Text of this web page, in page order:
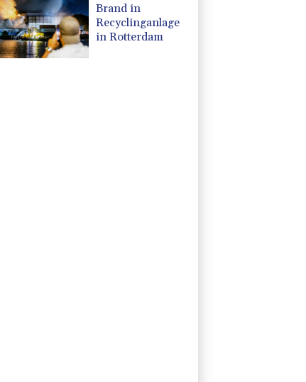
Brand in
Recyclinganlage
in Rotterdam